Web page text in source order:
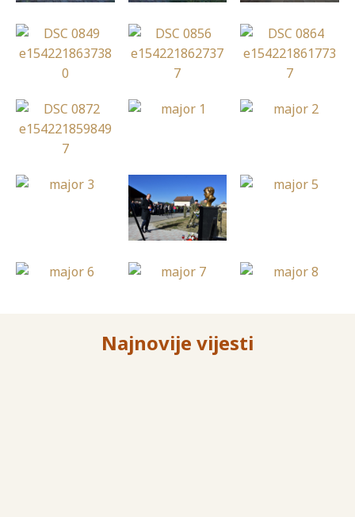
Najnovije vijesti